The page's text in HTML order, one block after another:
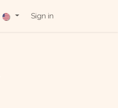
Sign in